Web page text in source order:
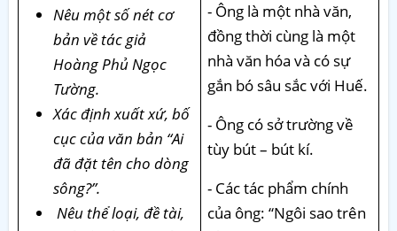
Nêu một số nét cơ
bản về tác giả
Hoàng Phủ Ngọc
Tường.
Xác định xuất xứ, bố
cục của văn bản “Ai
đã đặt tên cho dòng
sông?”.
Nêu thể loại, đề tài,
- Ông là một nhà văn,
đồng thời cùng là một
nhà văn hóa và có sự
gắn bó sâu sắc với Huế.
- Ông có sở trường về
tùy bút – bút kí.
- Các tác phẩm chính
của ông: “Ngôi sao trên